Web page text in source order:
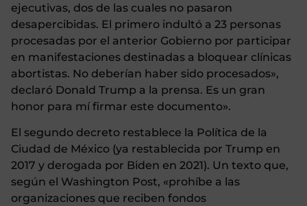
ejecutivas, dos de las cuales no pasaron
desapercibidas. El primero indultó a 23 personas
procesadas por el anterior Gobierno por participar
en manifestaciones destinadas a bloquear clínicas
abortistas. No deberían haber sido procesados»,
declaró Donald Trump a la prensa. Es un gran
honor para mí firmar este documento».
El segundo decreto restablece la Política de la
Ciudad de México (ya restablecida por Trump en
2017 y derogada por Biden en 2021). Un texto que,
según el Washington Post, «prohíbe a las
organizaciones que reciben fondos